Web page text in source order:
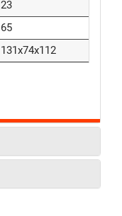
23
65
131x74x112